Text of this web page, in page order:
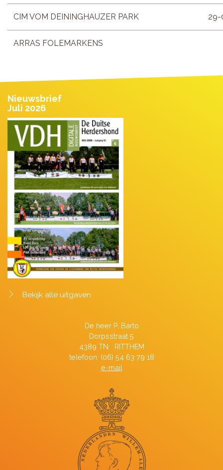
CIM VOM DEININGHAUZER PARK 29-
ARRAS FOLEMARKENS
Nieuwsbrief
Juli 2026
Bekijk alle uitgaven
De heer P. Barto
Dorpsstraat 5
4389 TN RITTHEM
telefoon: (06) 54 63 79 18
e-mail